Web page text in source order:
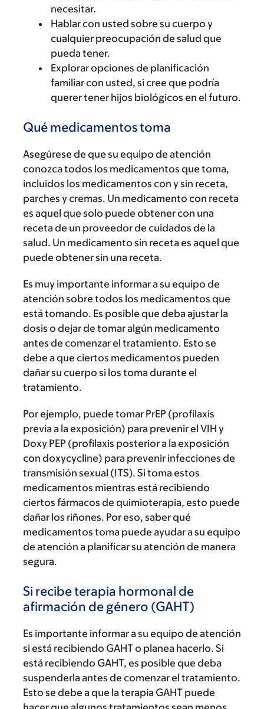
necesitar.
Hablar con usted sobre su cuerpo y
cualquier preocupación de salud que
pueda tener.
Explorar opciones de planificación
familiar con usted, si cree que podría
querer tener hijos biológicos en el futuro.
Qué medicamentos toma
Asegúrese de que su equipo de atención
conozca todos los medicamentos que toma,
incluidos los medicamentos con y sin receta,
parches y cremas. Un medicamento con receta
es aquel que solo puede obtener con una
receta de un proveedor de cuidados de la
salud. Un medicamento sin receta es aquel que
puede obtener sin una receta.
Es muy importante informar a su equipo de
atención sobre todos los medicamentos que
está tomando. Es posible que deba ajustar la
dosis o dejar de tomar algún medicamento
antes de comenzar el tratamiento. Esto se
debe a que ciertos medicamentos pueden
dañar su cuerpo si los toma durante el
tratamiento.
Por ejemplo, puede tomar PrEP (profilaxis
previa a la exposición) para prevenir el VIH y
Doxy PEP (profilaxis posterior a la exposición
con doxycycline) para prevenir infecciones de
transmisión sexual (ITS). Si toma estos
medicamentos mientras está recibiendo
ciertos fármacos de quimioterapia, esto puede
dañar los riñones. Por eso, saber qué
medicamentos toma puede ayudar a su equipo
de atención a planificar su atención de manera
segura.
Si recibe terapia hormonal de
afirmación de género (GAHT)
Es importante informar a su equipo de atención
si está recibiendo GAHT o planea hacerlo. Si
está recibiendo GAHT, es posible que deba
suspenderla antes de comenzar el tratamiento.
Esto se debe a que la terapia GAHT puede